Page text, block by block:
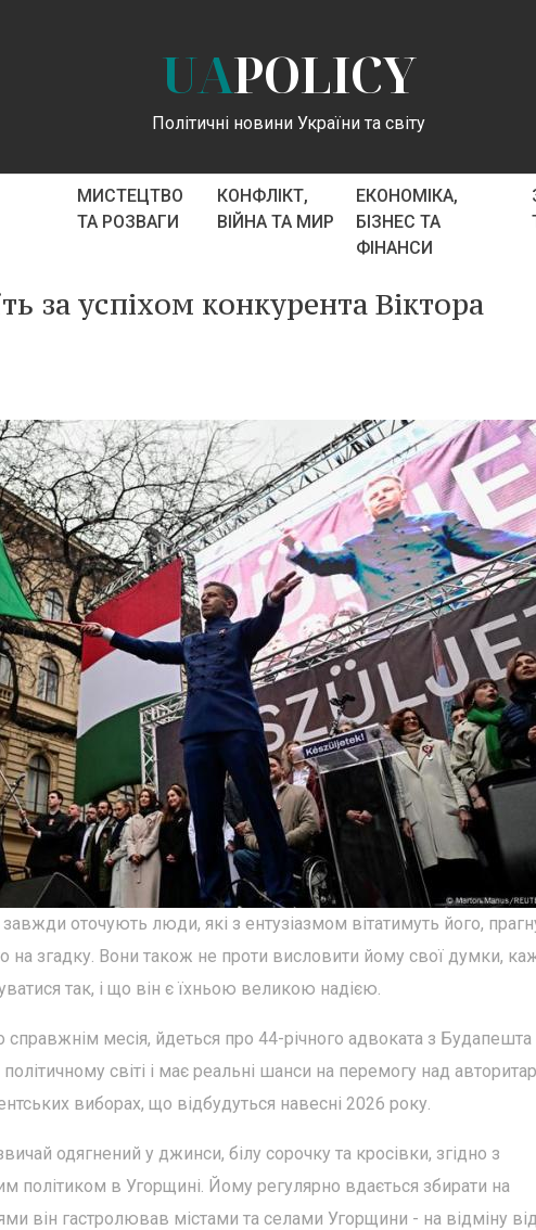
UAPOLICY
Політичні новини України та світу
МИСТЕЦТВО
ТА РОЗВАГИ
КОНФЛІКТ,
ВІЙНА ТА МИР
ЕКОНОМІКА,
БІЗНЕС ТА
ФІНАНСИ
за успіхом конкурента Віктора
оточують люди, які з ентузіазмом вітатимуть його,
на згадку. Вони також не проти висловити йому свої думки,
так, і що він є їхньою великою надією.
месія, йдеться про 44-річного адвоката з Будапешта
світі і має реальні шанси на перемогу над
виборах, що відбудуться навесні 2026 року.
одягнений у джинси, білу сорочку та кросівки, згідно з
політиком в Угорщині. Йому регулярно вдається збирати на
він гастролював містами та селами Угорщини - на відміну від